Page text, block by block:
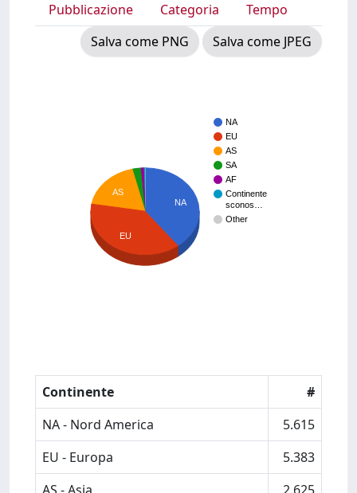
Pubblicazione
Categoria
Tempo
Salva come PNG
Salva come JPEG
NA
EU
AS
SA
AF
Continente
sconos…
Other
NA
AS
EU
Continente
#
NA - Nord America
5.615
EU - Europa
5.383